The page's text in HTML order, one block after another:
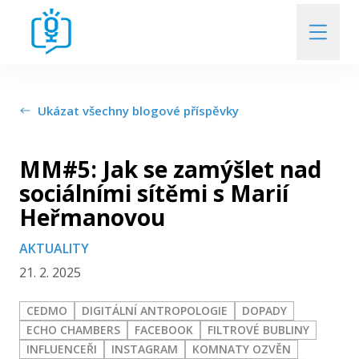
Kde si nás poslechnete
Přehled uplynulých Rozprav
Ukázat všechny blogové příspěvky
MM#5: Jak se zamýšlet nad
sociálními sítěmi s Marií
Heřmanovou
AKTUALITY
21. 2. 2025
CEDMO DIGITÁLNÍ ANTROPOLOGIE
DOPADY
ECHO CHAMBERS
FACEBOOK
FILTROVÉ BUBLINY
INFLUENCEŘI
INSTAGRAM
KOMNATY OZVĚN